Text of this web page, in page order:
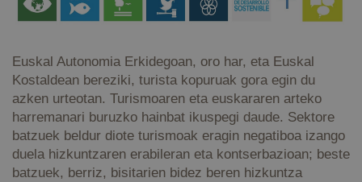
Euskal Autonomia Erkidegoan, oro har, eta Euskal
Kostaldean bereziki, turista kopuruak gora egin du
azken urteotan. Turismoaren eta euskararen arteko
harremanari buruzko hainbat ikuspegi daude. Sektore
batzuek beldur diote turismoak eragin negatiboa izango
duela hizkuntzaren erabileran eta kontserbazioan; beste
batzuek, berriz, bisitarien bidez beren hizkuntza